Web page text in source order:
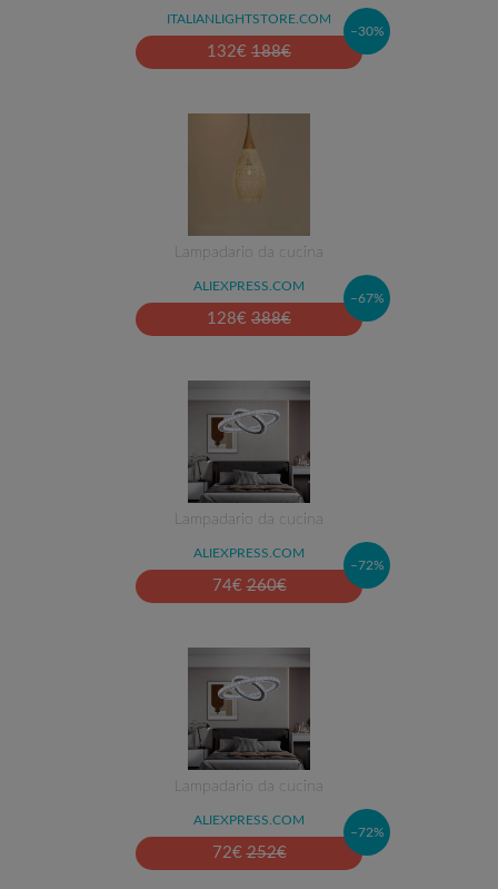
ITALIANLIGHTSTORE.COM
132€ 188€
–30%
Lampadario da cucina
ALIEXPRESS.COM
128€ 388€
–67%
Lampadario da cucina
ALIEXPRESS.COM
74€ 260€
–72%
Lampadario da cucina
ALIEXPRESS.COM
72€ 252€
–72%